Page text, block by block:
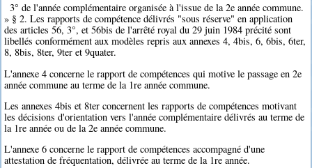
3° de l'année complémentaire organisée à l'issue de la 2e année commune.
» § 2. Les rapports de compétence délivrés "sous réserve" en application
des articles 56, 3°, et 56bis de l'arrêté royal du 29 juin 1984 précité sont
libellés conformément aux modèles repris aux annexes 4, 4bis, 6, 6bis, 6ter,
8, 8bis, 8ter, 9ter et 9quater.
L'annexe 4 concerne le rapport de compétences qui motive le passage en 2e
année commune au terme de la 1re année commune.
Les annexes 4bis et 8ter concernent les rapports de compétences motivant
les décisions d'orientation vers l'année complémentaire délivrés au terme de
la 1re année ou de la 2e année commune.
L'annexe 6 concerne le rapport de compétences accompagné d'une
attestation de fréquentation, délivrée au terme de la 1re année.